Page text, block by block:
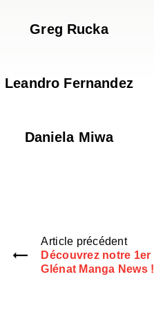
Greg Rucka
Leandro Fernandez
Daniela Miwa
Article précédent
Découvrez notre 1er
Glénat Manga News !